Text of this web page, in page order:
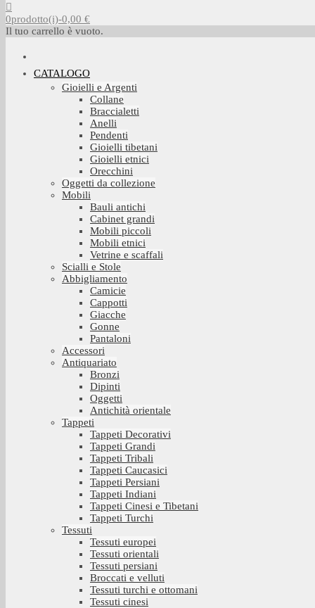
0prodotto(i)-0,00 €
Il tuo carrello è vuoto.
CATALOGO
Gioielli e Argenti
Collane
Braccialetti
Anelli
Pendenti
Gioielli tibetani
Gioielli etnici
Orecchini
Oggetti da collezione
Mobili
Bauli antichi
Cabinet grandi
Mobili piccoli
Mobili etnici
Vetrine e scaffali
Scialli e Stole
Abbigliamento
Camicie
Cappotti
Giacche
Gonne
Pantaloni
Accessori
Antiquariato
Bronzi
Dipinti
Oggetti
Antichità orientale
Tappeti
Tappeti Decorativi
Tappeti Grandi
Tappeti Tribali
Tappeti Caucasici
Tappeti Persiani
Tappeti Indiani
Tappeti Cinesi e Tibetani
Tappeti Turchi
Tessuti
Tessuti europei
Tessuti orientali
Tessuti persiani
Broccati e velluti
Tessuti turchi e ottomani
Tessuti cinesi